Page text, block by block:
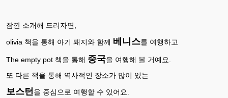
잠깐 소개해 드리자면,
olivia 책을 통해 아기 돼지와 함께 베니스를 여행하고
The empty pot 책을 통해 중국을 여행해 볼 거예요.
또 다른 책을 통해 역사적인 장소가 많이 있는
보스턴 을 중심으로 여행할 수 있어요.